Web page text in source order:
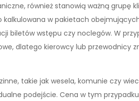
również stanowią ważną grupę
w pakietach
biletów wstępu czy noclegów. W
dlatego kierowcy lub przewodnicy
takie jak wesela, komunie czy
podejście. Cena w tym